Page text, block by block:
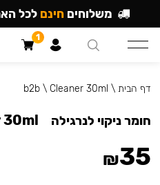
דף הבית \
b2b\ Cleaner 30ml
חומר ניקוי לנרגילה 30ml
₪35
משלוחים חינם לכל
1